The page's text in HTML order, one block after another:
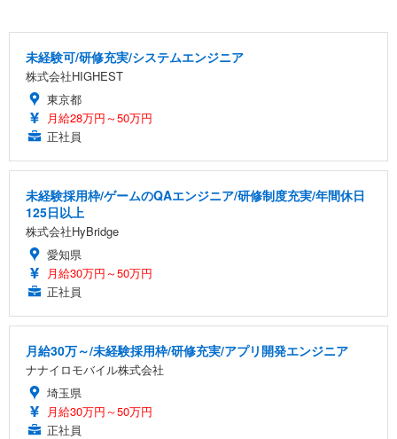
未経験可/研修充実/システムエンジニア
株式会社HIGHEST
東京都
月給28万円～50万円
正社員
未経験採用枠/ゲームのQAエンジニア/研修制度充実/年間休日
125日以上
株式会社HyBridge
愛知県
月給30万円～50万円
正社員
月給30万～/未経験採用枠/研修充実/アプリ開発エンジニア
ナナイロモバイル株式会社
埼玉県
月給30万円～50万円
正社員